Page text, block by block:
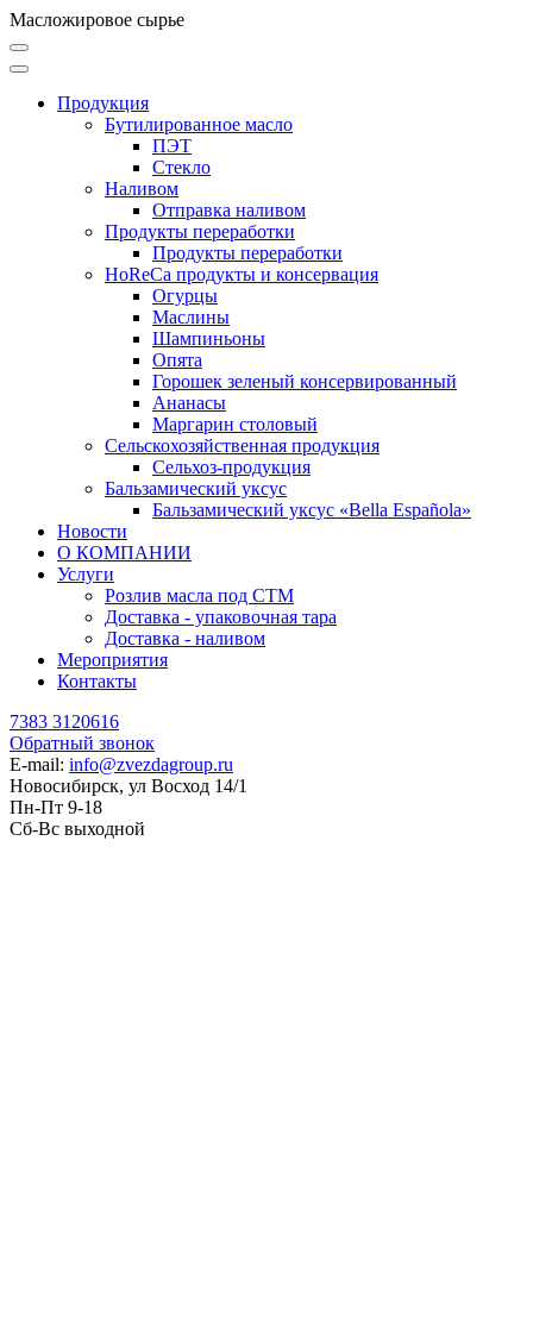
Масложировое сырье
Продукция
Бутилированное масло
ПЭТ
Стекло
Наливом
Отправка наливом
Продукты переработки
Продукты переработки
HoReCa продукты и консервация
Огурцы
Маслины
Шампиньоны
Опята
Горошек зеленый консервированный
Ананасы
Маргарин столовый
Сельскохозяйственная продукция
Сельхоз-продукция
Бальзамический уксус
Бальзамический уксус «Bella Española»
Новости
О КОМПАНИИ
Услуги
Розлив масла под СТМ
Доставка - упаковочная тара
Доставка - наливом
Мероприятия
Контакты
7383 3120616
Обратный звонок
E-mail: info@zvezdagroup.ru
Новосибирск, ул Восход 14/1
Пн-Пт 9-18
Сб-Вс выходной